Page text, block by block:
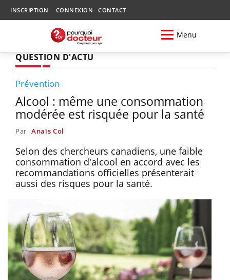
INSCRIPTION CONNEXION CONTACT
Menu
QUESTION D'ACTU
Prévention
Alcool : même une consommation
modérée est risquée pour la santé
Par Anaïs Col
Selon des chercheurs canadiens, une faible
consommation d'alcool en accord avec les
recommandations officielles présenterait
aussi des risques pour la santé.